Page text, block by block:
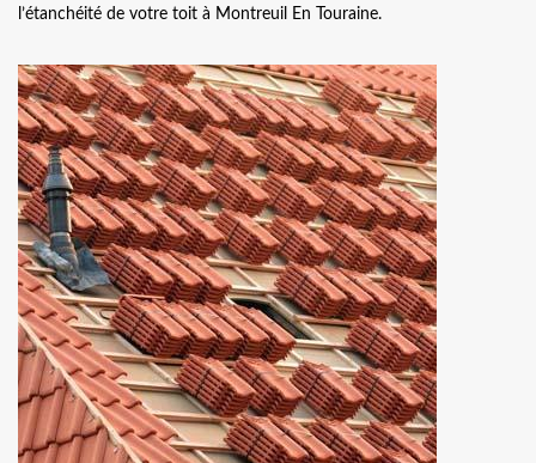
l’étanchéité de votre toit à Montreuil En Touraine.